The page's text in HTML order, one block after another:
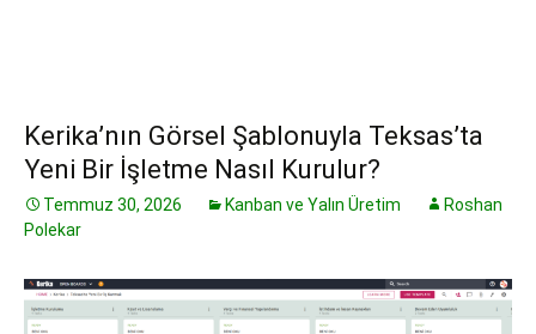
Kerika’nın Görsel Şablonuyla Teksas’ta
Yeni Bir İşletme Nasıl Kurulur?
Temmuz 30, 2026 Kanban ve Yalın Üretim
Roshan
Polekar